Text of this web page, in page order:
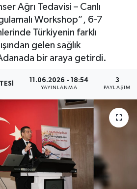
Ağrı Tedavisi – Canlı
Workshop”, 6-7
Türkiyenin farklı
gelen sağlık
bir araya getirdi.
11.06.2026 - 18:54
YAYINLANMA
3
PAYLAŞIM